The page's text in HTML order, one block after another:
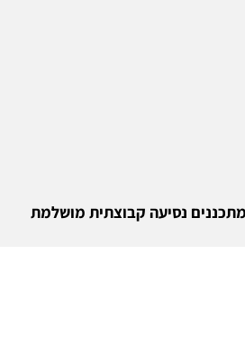
2026: כך מתכננים נסיעה קבוצתית מושלמת